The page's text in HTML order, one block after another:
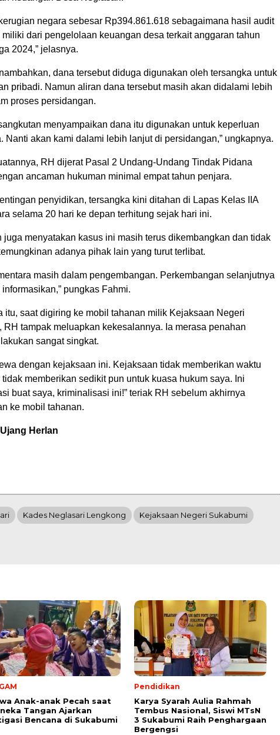
negara sebesar Rp394.861.618 sebagaimana hasil audit
miliki dari pengelolaan keuangan desa terkait anggaran tahun
2024,” jelasnya.
dana tersebut diduga digunakan oleh tersangka untuk
pribadi. Namun aliran dana tersebut masih akan didalami lebih
proses persidangan.
menyampaikan dana itu digunakan untuk keperluan
Nanti akan kami dalami lebih lanjut di persidangan,” ungkapnya.
RH dijerat Pasal 2 Undang-Undang Tindak Pidana
ancaman hukuman minimal empat tahun penjara.
penyidikan, tersangka kini ditahan di Lapas Kelas IIA
selama 20 hari ke depan terhitung sejak hari ini.
juga menyatakan kasus ini masih terus dikembangkan dan tidak
adanya pihak lain yang turut terlibat.
masih dalam pengembangan. Perkembangan selanjutnya
pungkas Fahmi.
itu, saat digiring ke mobil tahanan milik Kejaksaan Negeri
RH tampak meluapkan kekesalannya. Ia merasa penahan
sangat singkat.
dengan kejaksaan ini. Kejaksaan tidak memberikan waktu
tidak memberikan sedikit pun untuk kuasa hukum saya. Ini
buat saya, kriminalisasi ini!” teriak RH sebelum akhirnya
ke mobil tahanan.
Ujang Herlan
Kades Neglasari Lengkong Kejaksaan Negeri Sukabumi
Anak-anak Pecah saat
Tangan Ajarkan
Bencana di Sukabumi
Pendidikan
Karya Syarah Aulia Rahmah
Tembus Nasional, Siswi MTsN
3 Sukabumi Raih Penghargaan
Bergengsi